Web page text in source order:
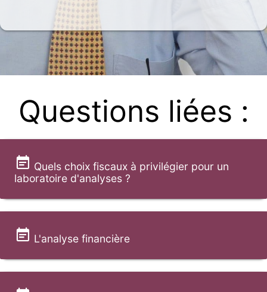
Questions liées :
Quels choix fiscaux à privilégier pour un
laboratoire d'analyses ?
L'analyse financière